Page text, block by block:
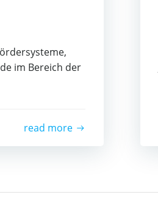
im Bereich der
read more